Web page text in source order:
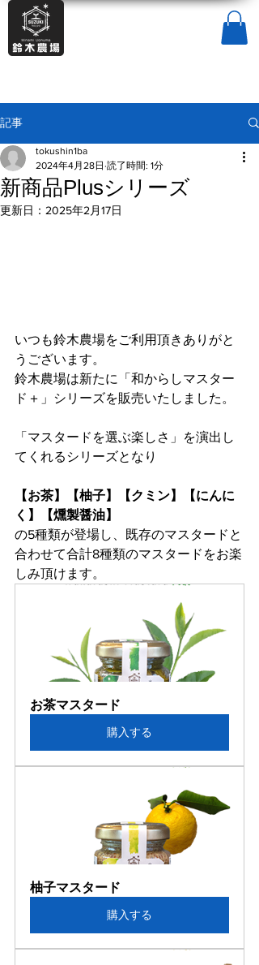
記事
新商品Plusシリーズ
tokushin1ba
2024年4月28日 読了時間: 1分
更新日： 2025年2月17日
いつも鈴木農場をご利用頂きありがと
うございます。
鈴木農場は新たに「和からしマスター
ド＋」シリーズを販売いたしました。
「マスタードを選ぶ楽しさ」を演出し
てくれるシリーズとなり
【お茶】【柚子】【クミン】【にんに
く】【燻製醤油】
の5種類が登場し、既存のマスタードと
合わせて合計8種類のマスタードをお楽
しみ頂けます。
お茶マスタード
購入する
柚子マスタード
購入する